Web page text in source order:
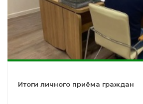
Итоги личного приёма граждан